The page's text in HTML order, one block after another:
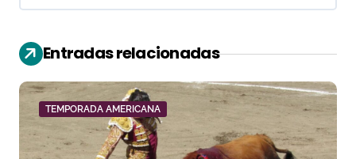
i
ó
n
d
Entradas relacionadas
TEMPORADA AMERICANA